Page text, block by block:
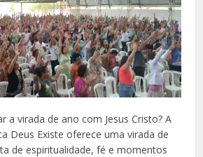
a virada de ano com Jesus Cristo? A
Deus Existe oferece uma virada de
de espiritualidade, fé e momentos